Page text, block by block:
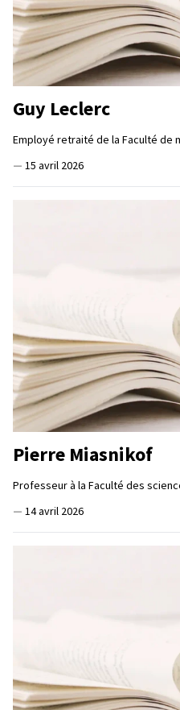
Guy Leclerc
Employé retraité de la Faculté de
— 15 avril 2026
Pierre Miasnikof
Professeur à la Faculté des
— 14 avril 2026